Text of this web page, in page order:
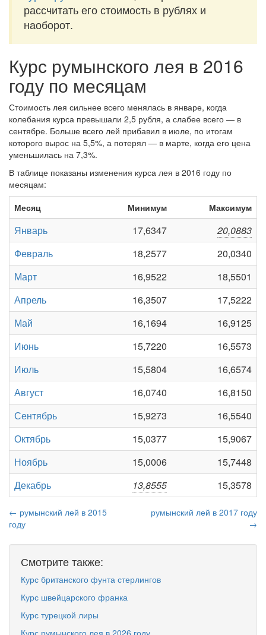
рассчитать его стоимость в рублях и
наоборот.
Курс румынского лея в 2016
году по месяцам
Стоимость лея сильнее всего менялась в январе, когда
колебания курса превышали 2,5 рубля, а слабее всего — в
сентябре. Больше всего лей прибавил в июле, по итогам
которого вырос на 5,5%, а потерял — в марте, когда его цена
уменьшилась на 7,3%.
В таблице показаны изменения курса лея в 2016 году по
месяцам:
Месяц
Минимум Максимум
Январь 17,6347
20,0883
Февраль
18,2577
20,0340
Март
16,9522
18,5501
Апрель
16,3507
17,5222
Май
16,1694
16,9125
Июнь
15,7220
16,5573
Июль
15,5804
16,6574
Август
16,0740
16,8150
Сентябрь
15,9273
16,5540
Октябрь
15,0377
15,9067
Ноябрь
15,0006
15,7448
Декабрь
13,8555 15,3578
← румынский лей в 2015
году
румынский лей в 2017 году
→
Смотрите также:
Курс британского фунта стерлингов
Курс швейцарского франка
Курс турецкой лиры
Курс румынского лея в 2026 году